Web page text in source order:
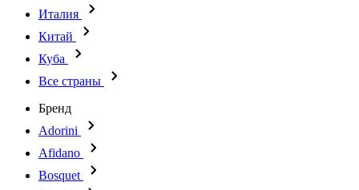
Италия
Китай
Куба
Все страны
Бренд
Adorini
Afidano
Bosquet